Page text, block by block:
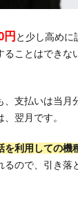
円と少し高めに
ることはできな
支払いは当月
翌月です。
を利用しての機
ので、引き落